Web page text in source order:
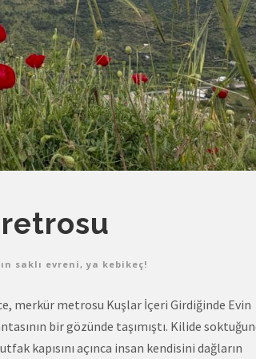
saklı evreni, ya kebikeç!
merkür metrosu Kuşlar İçeri Girdiğinde Evin
bir gözünde taşımıştı. Kilide
kapısını açınca insan kendisini dağların